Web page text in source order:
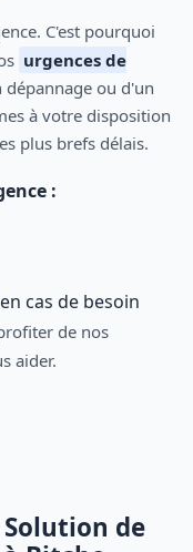
urgences de
dépannage ou d'un
à votre disposition
plus brefs délais.
:
cas de besoin
aider.
de